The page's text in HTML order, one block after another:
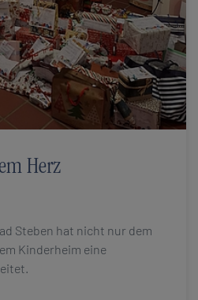
Herz
Steben hat nicht nur dem
Kinderheim eine